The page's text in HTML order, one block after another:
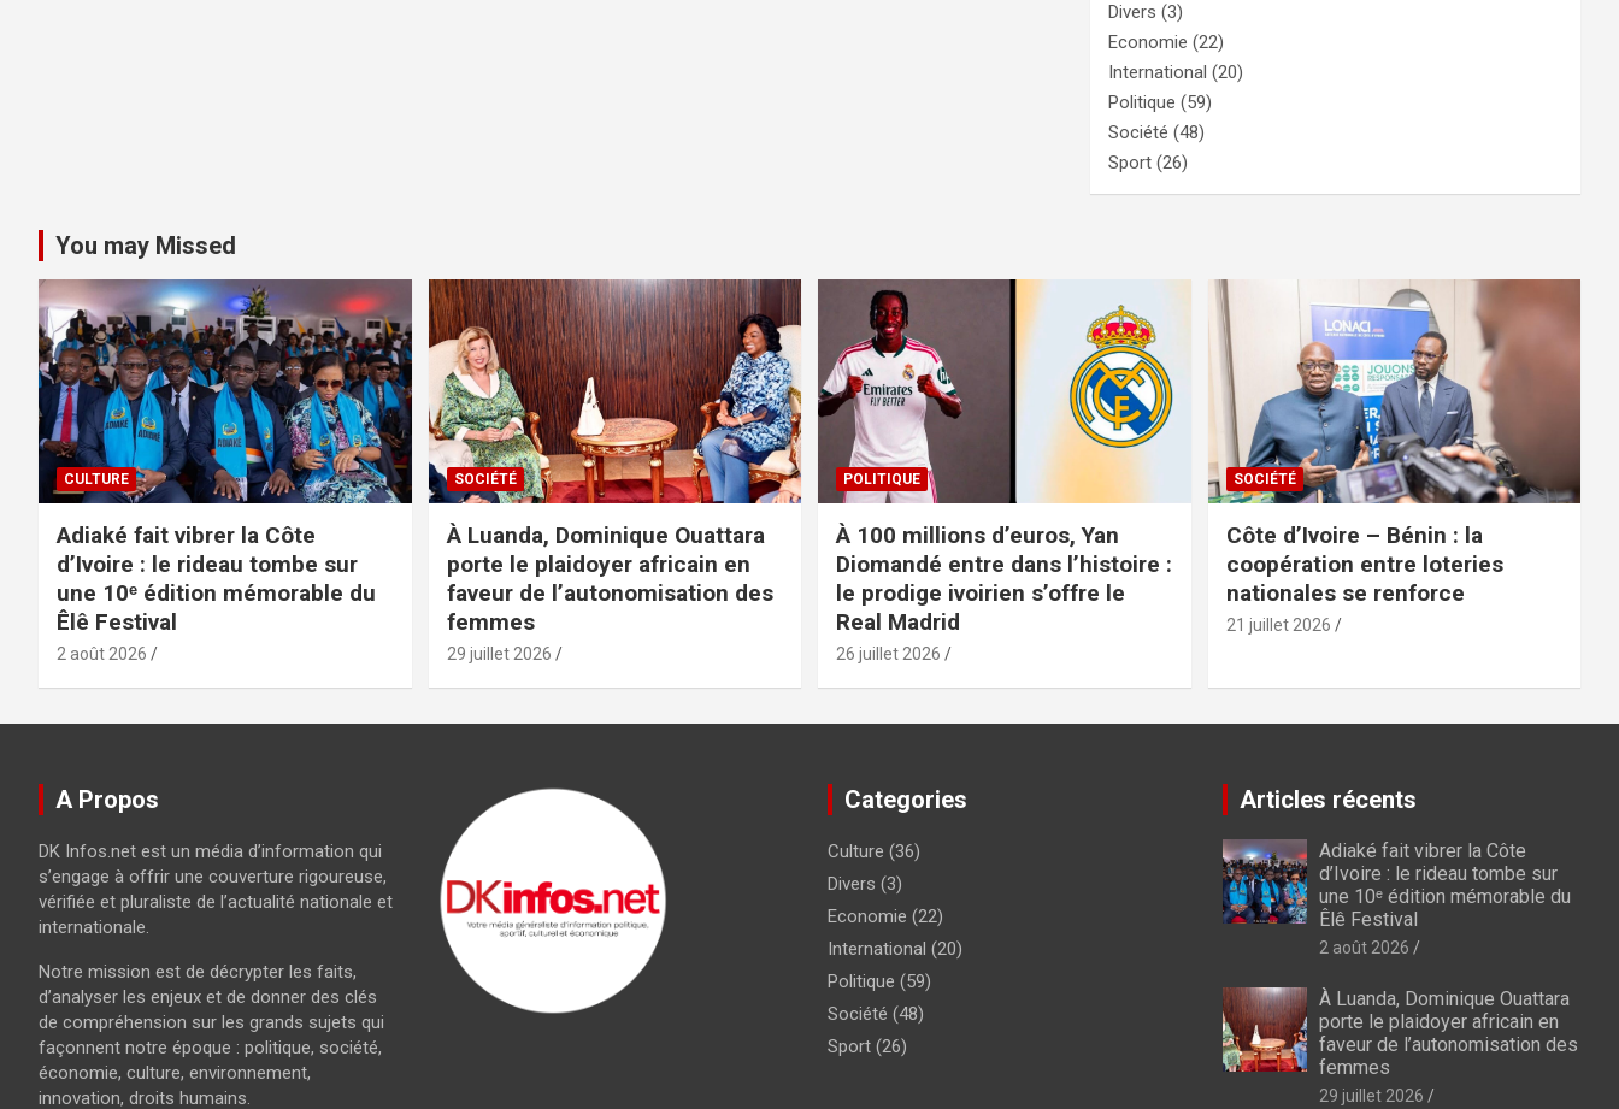
Divers (3)
Economie (22)
International (20)
Politique (59)
Société (48)
Sport (26)
You may Missed
CULTURE
Adiaké fait vibrer la Côte
d’Ivoire : le rideau tombe sur
une 10ᵉ édition mémorable du
Êlê Festival
2 août 2026
SOCIÉTÉ
À Luanda, Dominique Ouattara
porte le plaidoyer africain en
faveur de l’autonomisation des
femmes
29 juillet 2026
POLITIQUE
À 100 millions d’euros, Yan
Diomandé entre dans l’histoire :
le prodige ivoirien s’offre le
Real Madrid
26 juillet 2026
SOCIÉTÉ
Côte d’Ivoire – Bénin : la
coopération entre loteries
nationales se renforce
21 juillet 2026
A Propos
DK Infos.net est un média d’information qui
s’engage à offrir une couverture rigoureuse,
vérifiée et pluraliste de l’actualité nationale et
internationale.
Notre mission est de décrypter les faits,
d’analyser les enjeux et de donner des clés
de compréhension sur les grands sujets qui
façonnent notre époque : politique, société,
économie, culture, environnement,
innovation, droits humains.
Categories
Culture (36)
Divers (3)
Economie (22)
International (20)
Politique (59)
Société (48)
Sport (26)
Articles récents
Adiaké fait vibrer la Côte
d’Ivoire : le rideau tombe sur
une 10ᵉ édition mémorable du
Êlê Festival
2 août 2026
À Luanda, Dominique Ouattara
porte le plaidoyer africain en
faveur de l’autonomisation des
femmes
29 juillet 2026